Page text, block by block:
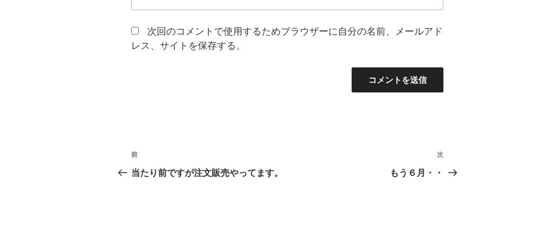
次回のコメントで使用するためブラウザーに自分の名前、メールアド
レス、サイトを保存する。
投
稿
前
の
前
当たり前ですが注文販売やってます。
次
の
次
もう６月・・